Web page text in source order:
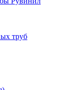
труб